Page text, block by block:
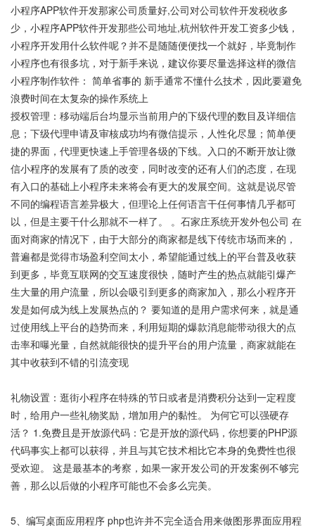
小程序APP软件开发那家公司质量好,公司对公司软件开发税收多
少，小程序APP软件开发那些公司地址,杭州软件开发工资多少钱，
小程序开发用什么软件呢？并不是随随便便找一个就好，毕竟制作
小程序也有很多坑，对于新手来说，建议你要尽量选择这样的微信
小程序制作软件： 简单省事的 新手通常不懂什么技术，因此要避免
浪费时间在太复杂的操作系统上
授权管理：移动端后台均显示当前用户的下级代理的数目及详细信
息；下级代理申请及审核成功均有微信提示，人性化尽显；简单便
捷的界面，代理更快速上手管理各级的下线。入口的不断开放让微
信小程序的发展有了质的改变，同时改变的还有人们的态度，在现
有入口的基础上小程序未来将会有更大的发展空间。这就是说尽管
不同的编程语言差异极大，但理论上任何语言干任何事情几乎都可
以，但是主要干什么那就不一样了。 。石家庄系统开发外包公司 在
面对商家的情况下，由于大部分的商家都是线下传统市场而来的，
普遍都是觉得市场盈利空间太小，希望能通过线上的平台普及收获
到更多，毕竟互联网的交互速度很快，随时产生的热点就能引爆产
生大量的用户流量，所以会吸引到更多的商家加入，那么小程序开
发是如何成为线上发展热点的？ 要知道的是用户需求何来，就是通
过使用线上平台的趋势而来，利用短期的爆款消息能带动很大的点
击率和曝光量，自然就能很快的提升平台的用户流量，商家就能在
其中收获到不错的引流变现
礼物设置：逛街小程序在特殊的节日或者是消费积分达到一定程度
时，给用户一些礼物奖励，增加用户的黏性。 为何它可以强硬存
活？ 1.免费且是开放源代码：它是开放的源代码，你想要的PHP源
代码事实上都可以获得，并且与其它技术相比它本身的免费性也很
受欢迎。 这是最基本的考察，如果一家开发公司的开发案例不够完
善，那么以后做的小程序可能也不会多么完美。
5、编写桌面应用程序 php也许并不完全适合用来做图形界面应用程